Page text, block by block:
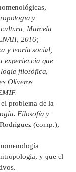
y
cultura, Marcela
2016;
y teoría social,
experiencia que
filosófica,
Oliveros
problema de la
Filosofía y
(comp.),
y que el